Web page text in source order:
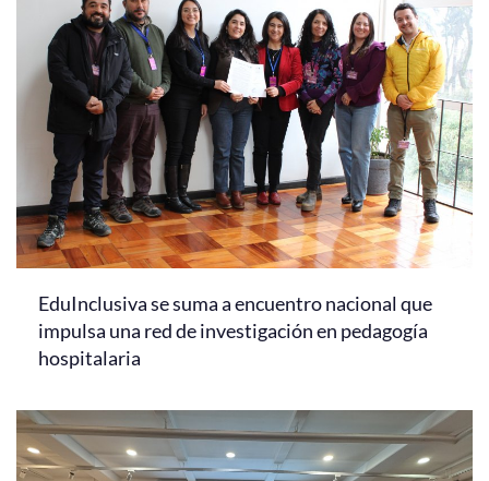
EduInclusiva se suma a encuentro nacional que
impulsa una red de investigación en pedagogía
hospitalaria